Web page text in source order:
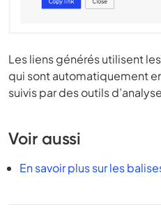
Les liens générés utilisent
qui sont automatiquement
suivis par des outils
Voir aussi
En savoir plus sur les